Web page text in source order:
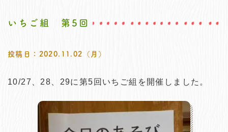
いちご組 第5回
投稿日：2020.11.02（月）
10/27、28、29に第5回いちご組を開催しました。